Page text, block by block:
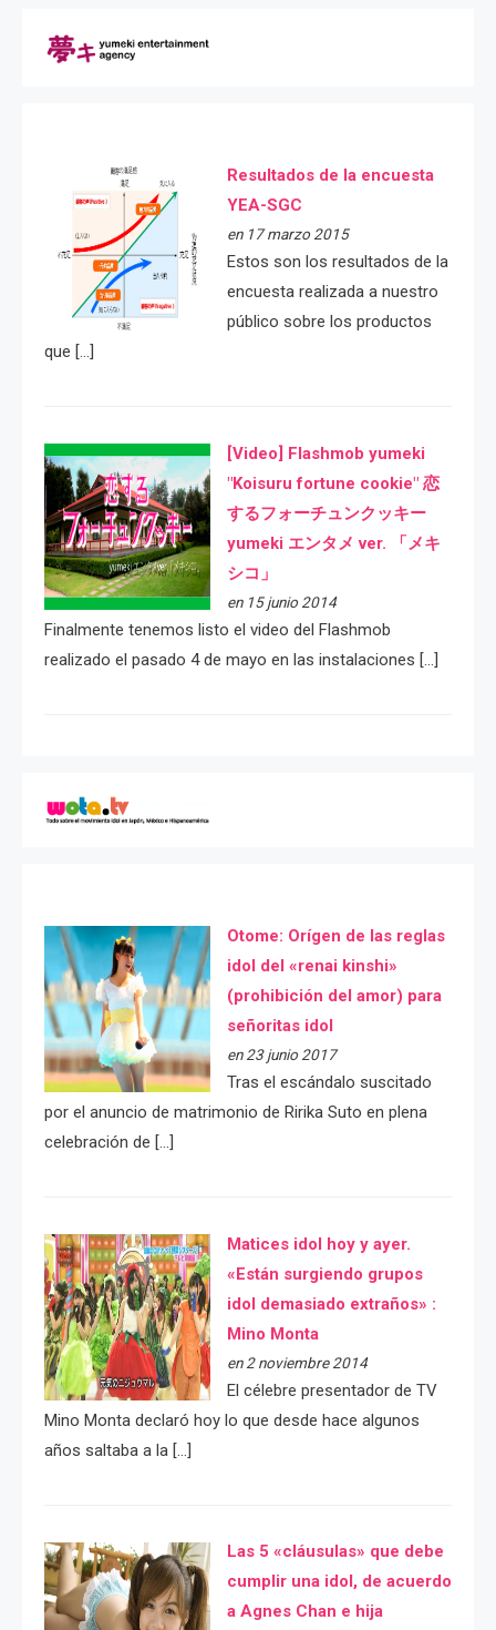
Resultados de la encuesta
YEA-SGC
en 17 marzo 2015
Estos son los resultados de la
encuesta realizada a nuestro
público sobre los productos
que […]
[Video] Flashmob yumeki
"Koisuru fortune cookie" 恋
するフォーチュンクッキー
yumeki エンタメ ver. 「メキ
シコ」
en 15 junio 2014
Finalmente tenemos listo el video del Flashmob
realizado el pasado 4 de mayo en las instalaciones […]
Otome: Orígen de las reglas
idol del «renai kinshi»
(prohibición del amor) para
señoritas idol
en 23 junio 2017
Tras el escándalo suscitado
por el anuncio de matrimonio de Ririka Suto en plena
celebración de […]
Matices idol hoy y ayer.
«Están surgiendo grupos
idol demasiado extraños» :
Mino Monta
en 2 noviembre 2014
El célebre presentador de TV
Mino Monta declaró hoy lo que desde hace algunos
años saltaba a la […]
Las 5 «cláusulas» que debe
cumplir una idol, de acuerdo
a Agnes Chan e hija